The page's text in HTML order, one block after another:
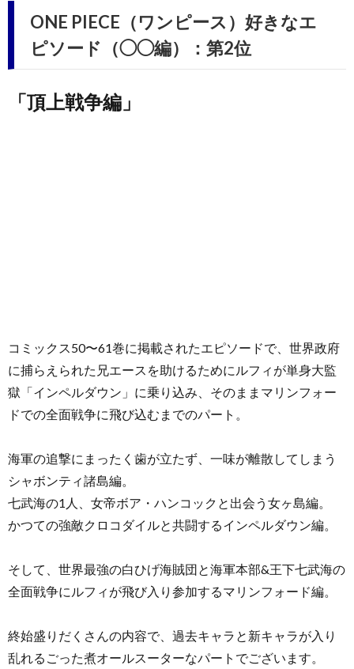
ONE PIECE（ワンピース）好きなエ
ピソード（◯◯編）：第2位
「頂上戦争編」
コミックス50〜61巻に掲載されたエピソードで、世界政府
に捕らえられた兄エースを助けるためにルフィが単身大監
獄「インペルダウン」に乗り込み、そのままマリンフォー
ドでの全面戦争に飛び込むまでのパート。
海軍の追撃にまったく歯が立たず、一味が離散してしまう
シャボンティ諸島編。
七武海の1人、女帝ボア・ハンコックと出会う女ヶ島編。
かつての強敵クロコダイルと共闘するインペルダウン編。
そして、世界最強の白ひげ海賊団と海軍本部&王下七武海の
全面戦争にルフィが飛び入り参加するマリンフォード編。
終始盛りだくさんの内容で、過去キャラと新キャラが入り
乱れるごった煮オールスーターなパートでございます。